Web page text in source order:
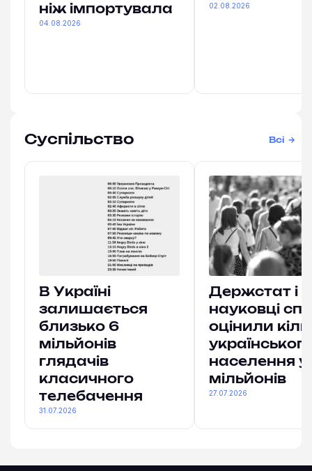
ніж імпортувала
04.08.2026
02.08.2026
Суспільство Всі
В Україні
залишається
близько 6
мільйонів
глядачів
класичного
телебачення
31.07.2026
Держстат і
науковці
оцінили
населення у
мільйонів
27.07.2026